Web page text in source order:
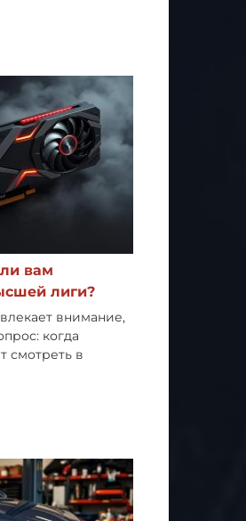
вам
лиги?
внимание,
когда
смотреть в